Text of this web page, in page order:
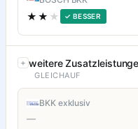
★★ ★ ✓ BESSER
weitere
GLEICHAUF
BKK exklusiv
—